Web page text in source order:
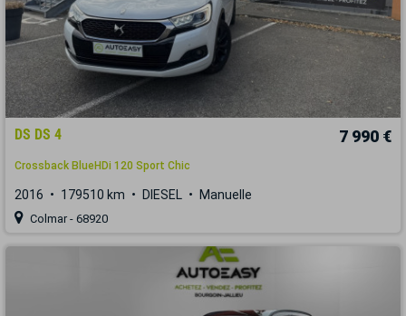
DS DS 4 7 990 €
Crossback BlueHDi 120 Sport Chic
2016 179510 km DIESEL Manuelle
Colmar - 68920